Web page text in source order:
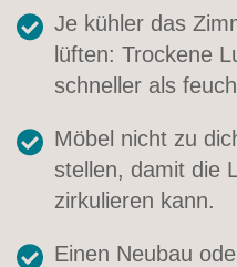
Je kühler das
lüften: Trockene
schneller als
Möbel nicht zu
stellen, damit die
zirkulieren kann.
Einen Neubau